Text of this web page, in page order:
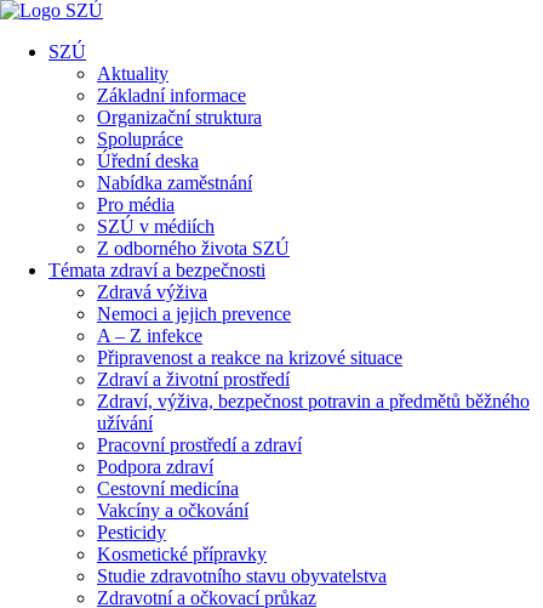
SZÚ
Aktuality
Základní informace
Organizační struktura
Spolupráce
Úřední deska
Nabídka zaměstnání
Pro média
SZÚ v médiích
Z odborného života SZÚ
Témata zdraví a bezpečnosti
Zdravá výživa
Nemoci a jejich prevence
A – Z infekce
Připravenost a reakce na krizové situace
Zdraví a životní prostředí
Zdraví, výživa, bezpečnost potravin a předmětů běžného
užívání
Pracovní prostředí a zdraví
Podpora zdraví
Cestovní medicína
Vakcíny a očkování
Pesticidy
Kosmetické přípravky
Studie zdravotního stavu obyvatelstva
Zdravotní a očkovací průkaz